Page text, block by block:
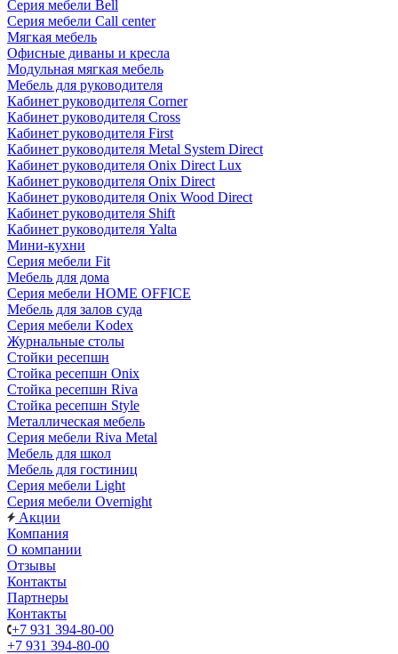
Серия мебели Bell
Серия мебели Call center
Мягкая мебель
Офисные диваны и кресла
Модульная мягкая мебель
Мебель для руководителя
Кабинет руководителя Corner
Кабинет руководителя Cross
Кабинет руководителя First
Кабинет руководителя Metal System Direct
Кабинет руководителя Onix Direct Lux
Кабинет руководителя Onix Direct
Кабинет руководителя Onix Wood Direct
Кабинет руководителя Shift
Кабинет руководителя Yalta
Мини-кухни
Серия мебели Fit
Мебель для дома
Серия мебели HOME OFFICE
Мебель для залов суда
Серия мебели Kodex
Журнальные столы
Стойки ресепшн
Стойка ресепшн Onix
Стойка ресепшн Riva
Стойка ресепшн Style
Металлическая мебель
Серия мебели Riva Metal
Мебель для школ
Мебель для гостиниц
Серия мебели Light
Серия мебели Overnight
Акции
Компания
О компании
Отзывы
Контакты
Партнеры
Контакты
+7 931 394-80-00
+7 931 394-80-00